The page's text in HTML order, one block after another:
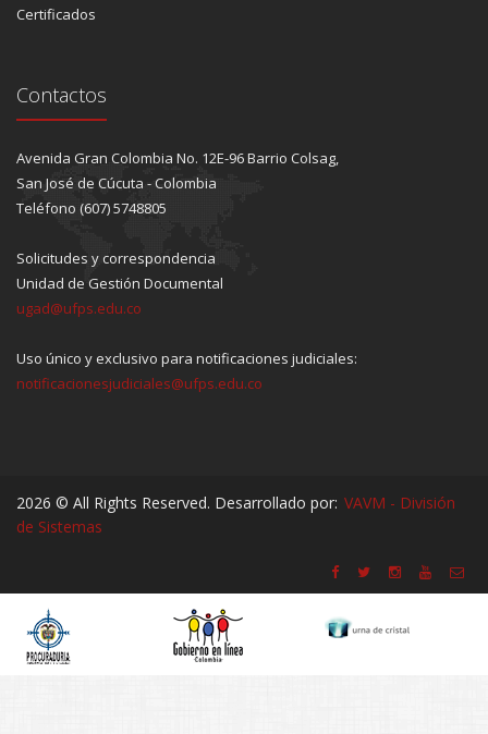
Certificados
Contactos
Avenida Gran Colombia No. 12E-96 Barrio Colsag,
San José de Cúcuta - Colombia
Teléfono (607) 5748805
Solicitudes y correspondencia
Unidad de Gestión Documental
ugad@ufps.edu.co
Uso único y exclusivo para notificaciones judiciales:
notificacionesjudiciales@ufps.edu.co
2026 © All Rights Reserved. Desarrollado por: VAVM - División
de Sistemas